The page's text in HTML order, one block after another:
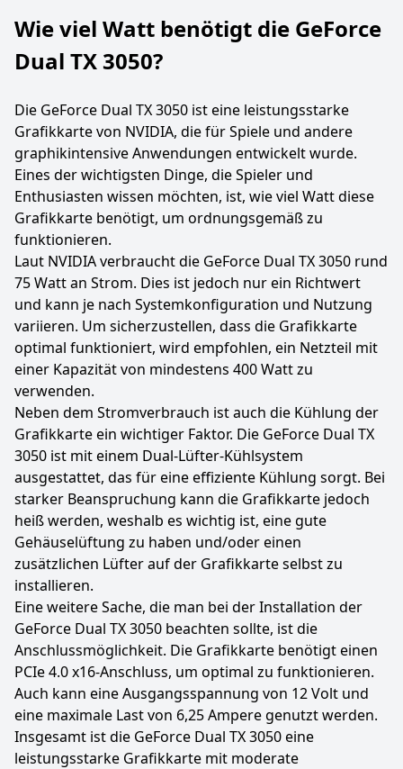
Wie viel Watt benötigt die GeForce
Dual TX 3050?
Die GeForce Dual TX 3050 ist eine leistungsstarke
Grafikkarte von NVIDIA, die für Spiele und andere
graphikintensive Anwendungen entwickelt wurde.
Eines der wichtigsten Dinge, die Spieler und
Enthusiasten wissen möchten, ist, wie viel Watt diese
Grafikkarte benötigt, um ordnungsgemäß zu
funktionieren.
Laut NVIDIA verbraucht die GeForce Dual TX 3050 rund
75 Watt an Strom. Dies ist jedoch nur ein Richtwert
und kann je nach Systemkonfiguration und Nutzung
variieren. Um sicherzustellen, dass die Grafikkarte
optimal funktioniert, wird empfohlen, ein Netzteil mit
einer Kapazität von mindestens 400 Watt zu
verwenden.
Neben dem Stromverbrauch ist auch die Kühlung der
Grafikkarte ein wichtiger Faktor. Die GeForce Dual TX
3050 ist mit einem Dual-Lüfter-Kühlsystem
ausgestattet, das für eine effiziente Kühlung sorgt. Bei
starker Beanspruchung kann die Grafikkarte jedoch
heiß werden, weshalb es wichtig ist, eine gute
Gehäuselüftung zu haben und/oder einen
zusätzlichen Lüfter auf der Grafikkarte selbst zu
installieren.
Eine weitere Sache, die man bei der Installation der
GeForce Dual TX 3050 beachten sollte, ist die
Anschlussmöglichkeit. Die Grafikkarte benötigt einen
PCIe 4.0 x16-Anschluss, um optimal zu funktionieren.
Auch kann eine Ausgangsspannung von 12 Volt und
eine maximale Last von 6,25 Ampere genutzt werden.
Insgesamt ist die GeForce Dual TX 3050 eine
leistungsstarke Grafikkarte mit moderate